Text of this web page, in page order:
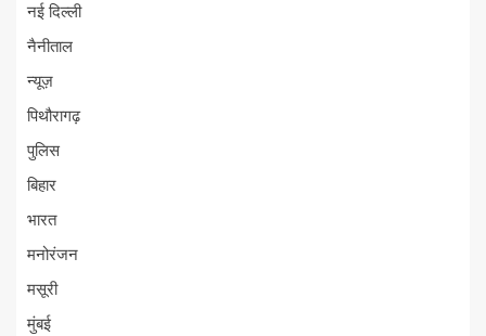
नई दिल्ली
नैनीताल
न्यूज़
पिथौरागढ़
पुलिस
बिहार
भारत
मनोरंजन
मसूरी
मुंबई